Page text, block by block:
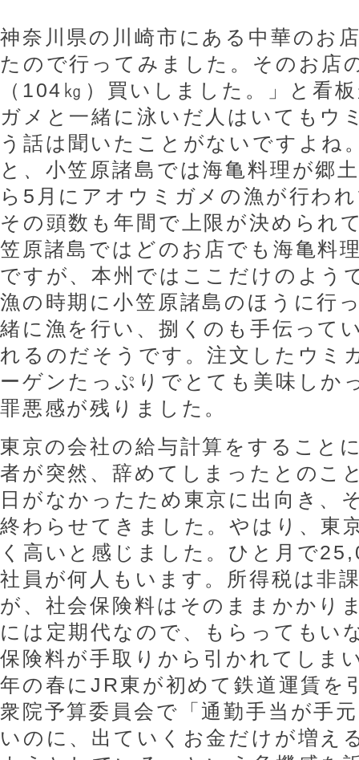
神奈川県の川崎市にある中華のお
たので行ってみました。そのお店
（104㎏）買いしました。」と看
ガメと一緒に泳いだ人はいてもウ
う話は聞いたことがないですよね
と 、 小笠原諸島では海亀料理が郷
ら5月にアオウミガメの漁が行わ
その頭数も年間で上限が決められ
笠原諸島ではどのお店でも海亀料
ですが、本州ではここだけのよう
漁の時期に小笠原諸島のほうに行
緒に漁を行い、捌くのも手伝って
れるのだそうです。注文したウミ
ーゲンたっぷりでとても美味しか
罪悪感が残りました。
東京の会社の給与計算をすること
者が突然、辞めてしまったとのこ
日がなかったため東京に出向き、
終わらせてきました。やはり、東
く高いと感じました。ひと月で
社員が何人もいます。所得税は非
が、社会保険料はそのままかかり
には定期代なので、もらってもい
保険料が手取りから引かれてしま
年の春にJR東が初めて鉄道運賃を
衆院予算委員会で「通勤手当が手
いのに、出ていくお金だけが増え